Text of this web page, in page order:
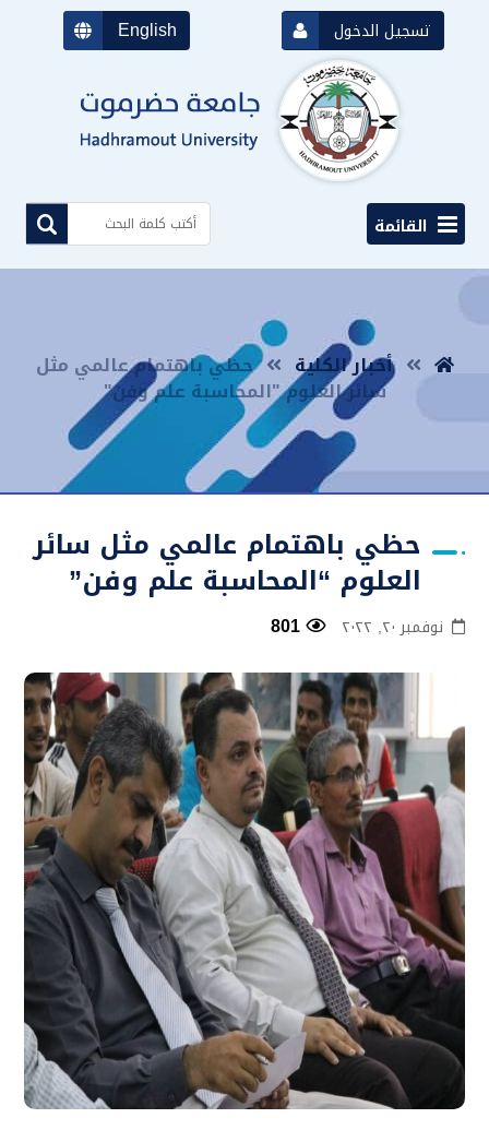
English تسجيل الدخول
القائمة
أخبار الكلية حظي باهتمام عالمي مثل
سائر العلوم "المحاسبة علم وفن"
حظي باهتمام عالمي مثل سائر
العلوم “المحاسبة علم وفن”
نوفمبر ٢٠, ٢٠٢٢ 801